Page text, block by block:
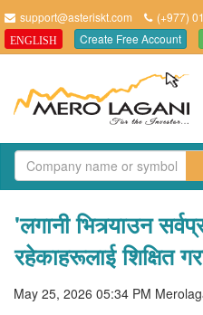
support@asteriskt.com (+977)
ENGLISH Create Free Account
'लगानी भित्र्याउन
रहेकाहरूलाई शिक्षित
May 25, 2026 05:34 PM